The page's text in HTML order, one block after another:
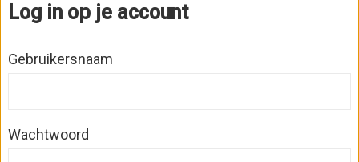
Log in op je account
Gebruikersnaam
Wachtwoord